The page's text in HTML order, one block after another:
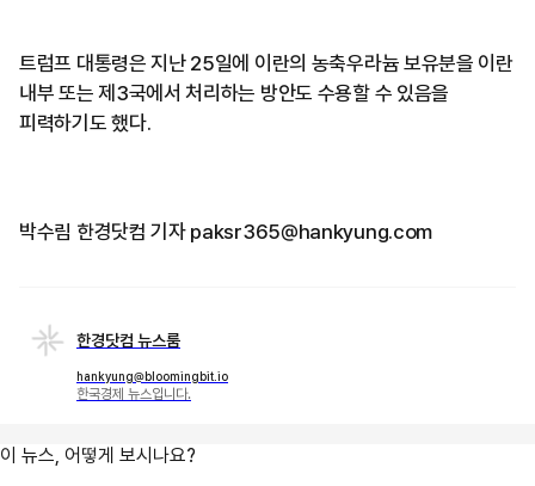
트럼프 대통령은 지난 25일에 이란의 농축우라늄 보유분을 이란
내부 또는 제3국에서 처리하는 방안도 수용할 수 있음을
피력하기도 했다.
박수림 한경닷컴 기자 paksr365@hankyung.com
한경닷컴 뉴스룸
hankyung@bloomingbit.io
한국경제 뉴스입니다.
이 뉴스, 어떻게 보시나요?